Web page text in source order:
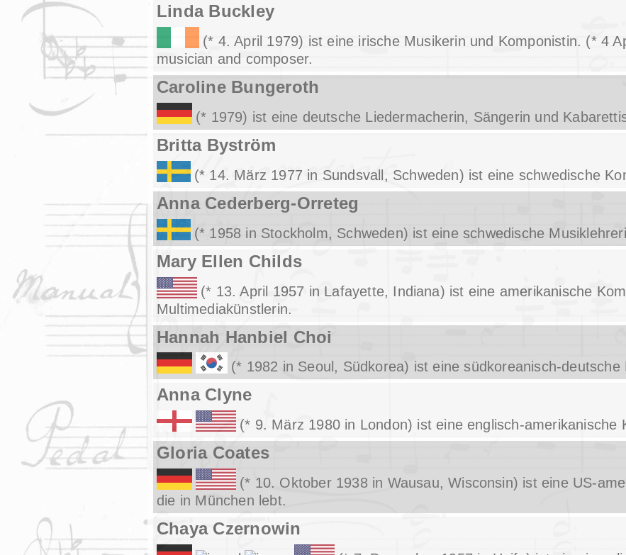
Linda Buckley
(* 4. April 1979) ist eine irische Musikerin und Komponistin. (* 4
musician and composer.
Caroline Bungeroth
(* 1979) ist eine deutsche Liedermacherin, Sängerin und
Britta Byström
(* 14. März 1977 in Sundsvall, Schweden) ist eine schwedische
Anna Cederberg-Orreteg
(* 1958 in Stockholm, Schweden) ist eine schwedische
Mary Ellen Childs
(* 13. April 1957 in Lafayette, Indiana) ist eine amerikanische
Multimediakünstlerin.
Hannah Hanbiel Choi
(* 1982 in Seoul, Südkorea) ist eine südkoreanisch-deutsche
Anna Clyne
(* 9. März 1980 in London) ist eine englisch-amerikanische
Gloria Coates
(* 10. Oktober 1938 in Wausau, Wisconsin) ist eine US-
die in München lebt.
Chaya Czernowin